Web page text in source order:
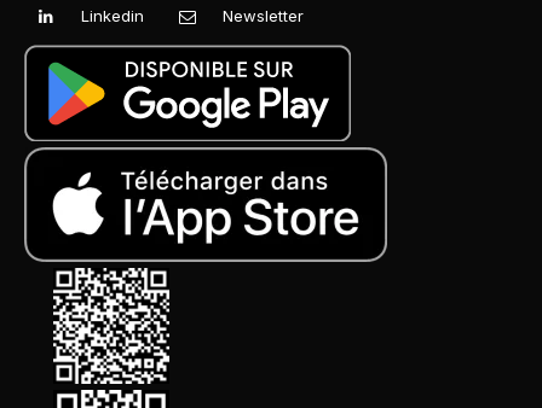
Linkedin Newsletter